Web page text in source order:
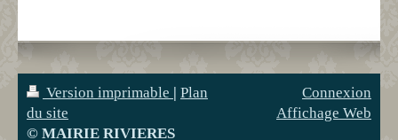
Version imprimable | Plan
du site
© MAIRIE RIVIERES
Connexion
Affichage Web